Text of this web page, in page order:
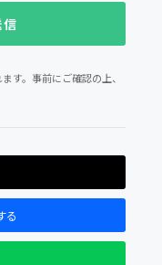
す。事前にご確認の上、
る